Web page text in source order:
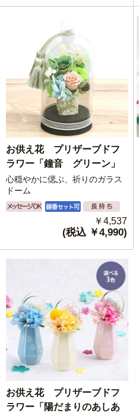
お供え花 プリザーブドフ
ラワー「鐘音 グリーン」
心穏やかに偲ぶ、祈りのガラス
ドーム
￥4,537
(税込 ￥4,990)
お供え花 プリザーブドフ
ラワー「陽だまりのあしあ